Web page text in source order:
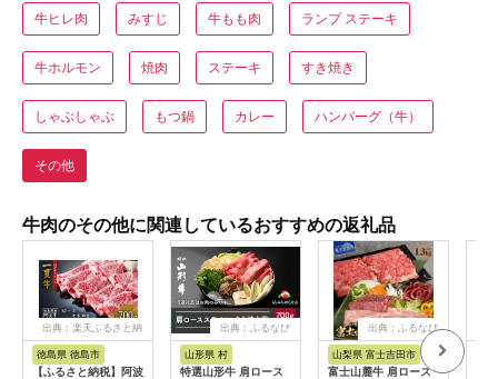
牛ヒレ肉 みすじ 牛もも肉 ランプ ステーキ
牛ホルモン 焼肉 ステーキ すき焼き
しゃぶしゃぶ もつ鍋 カレー ハンバーグ（牛）
その他
牛肉のその他に関連しているおすすめの返礼品
出典：楽天ふるさと納
税
徳島県 徳島市
【ふるさと納税】阿波
出典：ふるなび
山形県 村
特選山形牛 肩ロース
出典：ふるなび
山梨県 富士吉田市
富士山麓牛 肩ロース